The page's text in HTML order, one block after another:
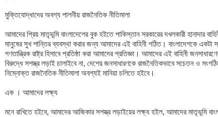
মুক্তিযোদ্ধাদের অবশ্য পালনীয় রাজনৈতিক নীতিমালা
আমাদের প্রিয় মাতৃভূমি বাংলাদেশের বুক হইতে পাকিস্তান সরকারের দখলকারী হানাদার
মানুষের সুখ শান্তির ব্যবস্থা করার জন্য আমাদের এই বাহিনী গঠিত। বাংলাদেশকে একটা
গণতান্ত্রিক রাষ্ট্র হিসাবে প্রতিষ্ঠা করা আমাদের প্রতিজ্ঞা। আমাদের এই বাহিনী
বিরুদ্ধে সশস্ত্র লড়াই চালাইবে না, দেশের জনসাধারণকে রাজনৈতিকভাবে সচেতন ও
নিম্নোক্ত রাজনৈতিক নীতিমালা অবশ্যই মানিয়া চলিতে হইবে।
এক । আমাদের লক্ষ্য
মনে রাখিতে হইবে, আমাদের আজিকার সশস্ত্র লড়াইয়ের লক্ষ্য হইল, আমাদের মাতৃভূমি